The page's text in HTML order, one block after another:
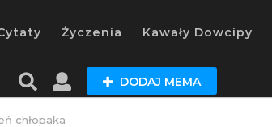
Życzenia Kawały Dowcipy
DODAJ MEMA
chłopaka